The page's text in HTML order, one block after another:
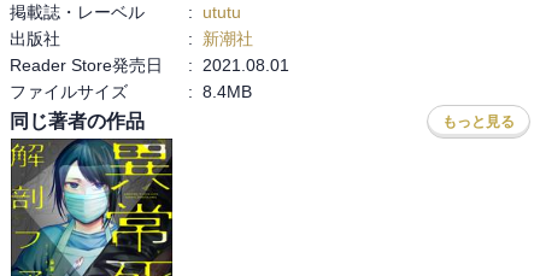
掲載誌・レーベル
:
ututu
出版社
:
新潮社
Reader Store発売日
:
2021.08.01
ファイルサイズ
: 8.4MB
同じ著者の作品 もっと見る